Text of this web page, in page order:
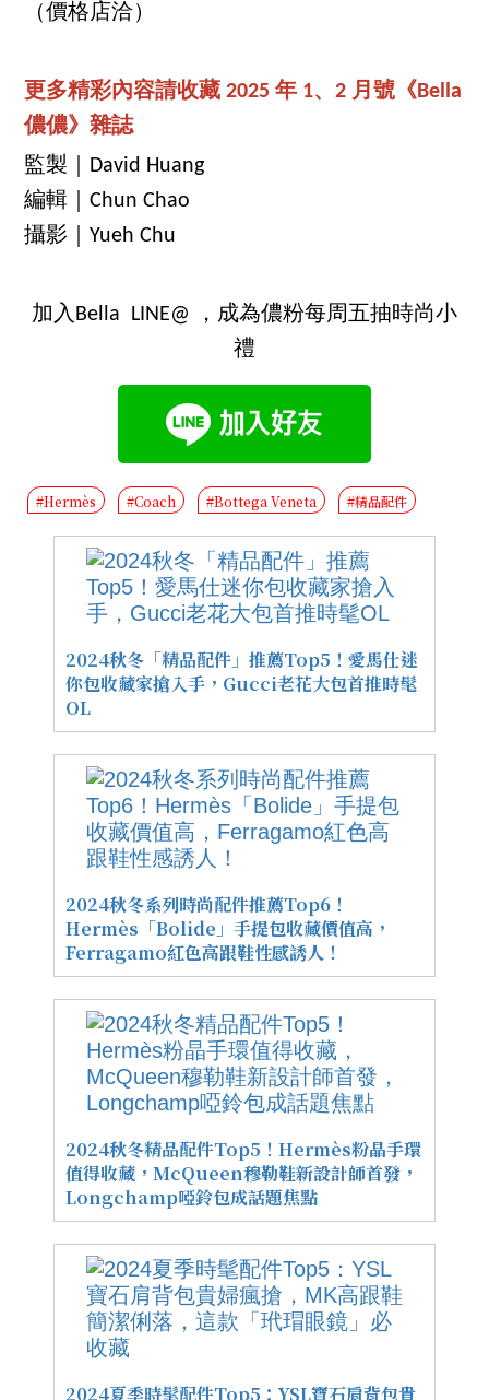
（價格店洽）
更多精彩內容請收藏 2025 年 1、2 月號《Bella
儂儂》雜誌
監製｜David Huang
編輯｜Chun Chao
攝影｜Yueh Chu
加入Bella LINE@ ，成為儂粉每周五抽時尚小
禮
#Hermès #Coach #Bottega Veneta #精品配件
2024秋冬「精品配件」推薦Top5！愛馬仕迷
你包收藏家搶入手，Gucci老花大包首推時髦
OL
2024秋冬系列時尚配件推薦Top6！
Hermès「Bolide」手提包收藏價值高，
Ferragamo紅色高跟鞋性感誘人！
2024秋冬精品配件Top5！Hermès粉晶手環
值得收藏，McQueen穆勒鞋新設計師首發，
Longchamp啞鈴包成話題焦點
2024夏季時髦配件Top5：YSL寶石肩背包貴